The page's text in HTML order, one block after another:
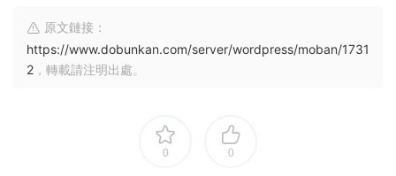
原文鏈接：
https://www.dobunkan.com/server/wordpress/moban/1731
2 ，轉載請注明出處。
0 0